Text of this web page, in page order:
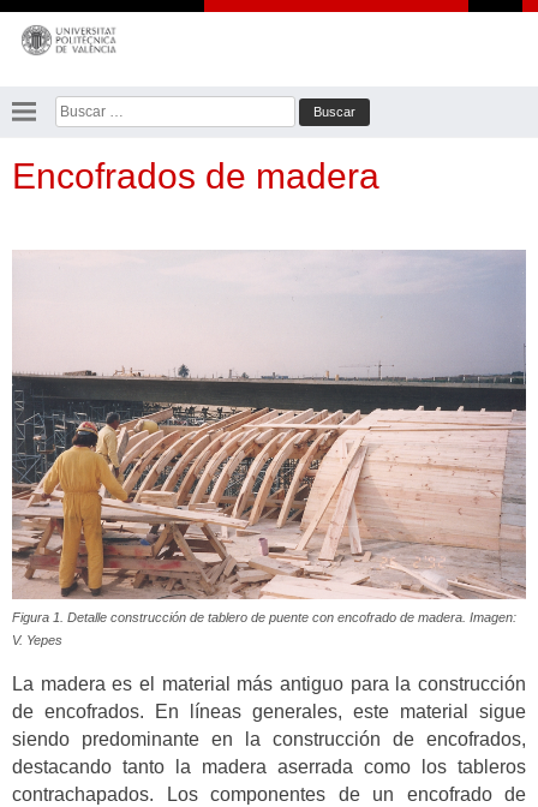
Saltar
contenido
Buscar:
Encofrados de madera
Figura 1. Detalle construcción de tablero de puente con encofrado de madera. Imagen:
V. Yepes
La madera es el material más antiguo para la construcción
de encofrados. En líneas generales, este material sigue
siendo predominante en la construcción de encofrados,
destacando tanto la madera aserrada como los tableros
contrachapados. Los componentes de un encofrado de